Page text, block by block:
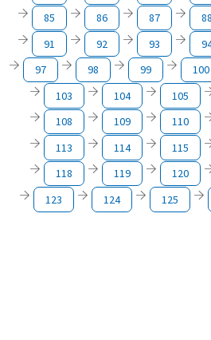
85
86 87 88
91
92 93
97
98 99 100
103
104 105
108
109 110
113
114 115
118
119 120
123
124 125